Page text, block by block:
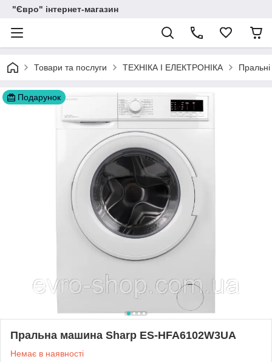
"Євро" інтернет-магазин
Товари та послуги ТЕХНІКА І ЕЛЕКТРОНІКА
Подарунок
Пральна машина Sharp ES-HFA6102W3UA
Немає в наявності